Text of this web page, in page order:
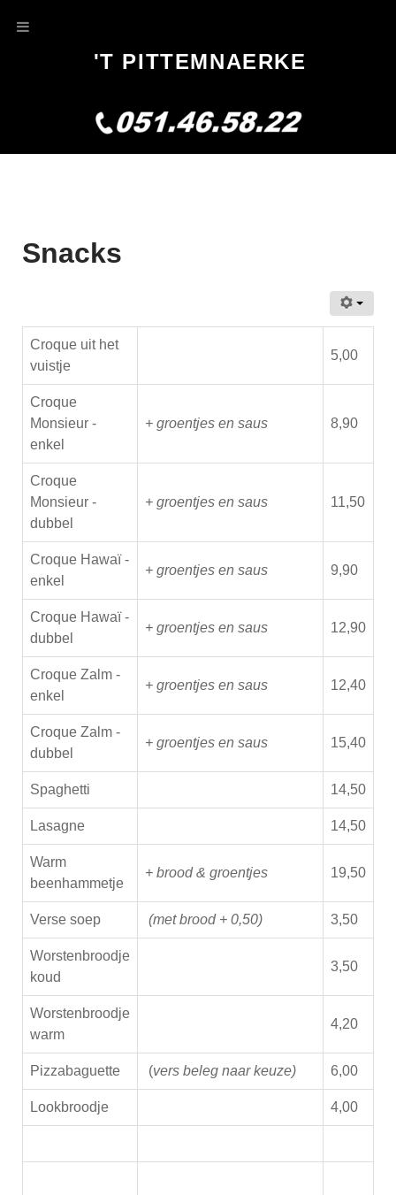
'T PITTEMNAERKE
Snacks
Croque uit het
vuistje
5,00
Croque
Monsieur -
enkel
+ groentjes en saus 8,90
Croque
Monsieur -
dubbel
+ groentjes en saus 11,50
Croque Hawaï -
enkel
+ groentjes en saus 9,90
Croque Hawaï -
dubbel
+ groentjes en saus 12,90
Croque Zalm -
enkel
+ groentjes en saus 12,40
Croque Zalm -
dubbel
+ groentjes en saus 15,40
Spaghetti 14,50
Lasagne 14,50
Warm
beenhammetje
+ brood & groentjes 19,50
Verse soep (met brood + 0,50) 3,50
Worstenbroodje
koud
3,50
Worstenbroodje
warm
4,20
Pizzabaguette (vers beleg naar keuze) 6,00
Lookbroodje 4,00